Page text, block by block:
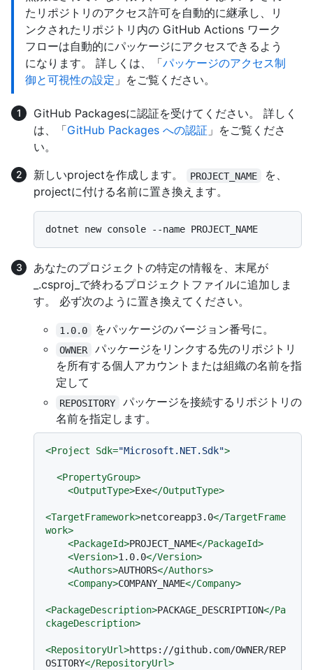
たリポジトリのアクセス許可を自動的に継承し、リ
ンクされたリポジトリ内の GitHub Actions ワーク
フローは自動的にパッケージにアクセスできるよう
になります。 詳しくは、「パッケージのアクセス制
御と可視性の設定 」をご覧ください。
GitHub Packagesに認証を受けてください。 詳しく
は、「GitHub Packages への認証 」をご覧くださ
い。
新しいprojectを作成します。
PROJECT_NAME
を、
projectに付ける名前に置き換えます。
あなたのプロジェクトの特定の情報を、末尾が
_.csproj_で終わるプロジェクトファイルに追加しま
す。 必ず次のように置き換えてください。
1.0.0 をパッケージのバージョン番号に。
OWNER
パッケージをリンクする先のリポジトリ
を所有する個人アカウントまたは組織の名前を指
定して
REPOSITORY
パッケージを接続するリポジトリの
名前を指定します。
<Project Sdk="Microsoft.NET.Sdk">
<PropertyGroup>
<OutputType>Exe</OutputType>
<TargetFramework>netcoreapp3.0</TargetFrame
work>
<PackageId>PROJECT_NAME</PackageId>
<Version>1.0.0</Version>
<Authors>AUTHORS</Authors>
<Company>COMPANY_NAME</Company>
<PackageDescription>PACKAGE_DESCRIPTION</Pa
ckageDescription>
<RepositoryUrl>https://github.com/OWNER/REP
OSITORY</RepositoryUrl>